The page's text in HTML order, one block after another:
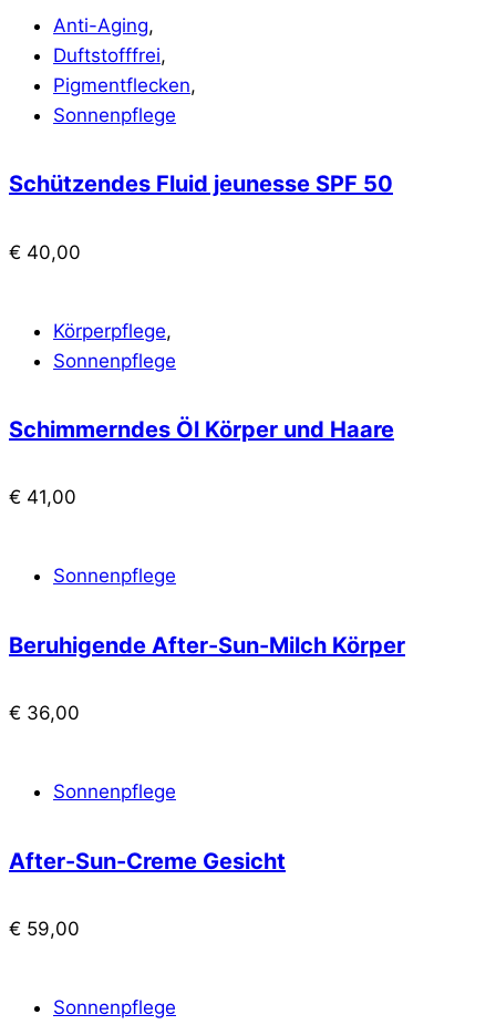
Anti-Aging,
Duftstofffrei,
Pigmentflecken,
Sonnenpflege
Schützendes Fluid jeunesse SPF 50
€ 40,00
Körperpflege,
Sonnenpflege
Schimmerndes Öl Körper und Haare
€ 41,00
Sonnenpflege
Beruhigende After-Sun-Milch Körper
€ 36,00
Sonnenpflege
After-Sun-Creme Gesicht
€ 59,00
Sonnenpflege